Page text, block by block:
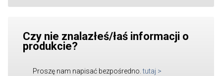
Czy nie znalazłeś/łaś informacji o
produkcie?
Proszę nam napisać bezpośredno. tutaj >